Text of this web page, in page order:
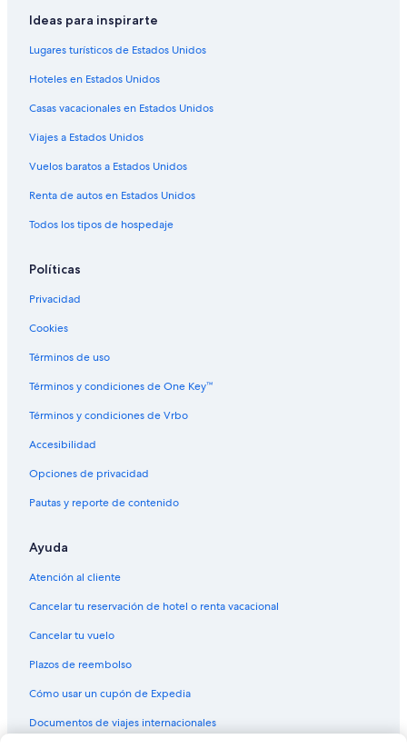
Ideas para inspirarte
Lugares turísticos de Estados Unidos
Hoteles en Estados Unidos
Casas vacacionales en Estados Unidos
Viajes a Estados Unidos
Vuelos baratos a Estados Unidos
Renta de autos en Estados Unidos
Todos los tipos de hospedaje
Políticas
Privacidad
Cookies
Términos de uso
Términos y condiciones de One Key™
Términos y condiciones de Vrbo
Accesibilidad
Opciones de privacidad
Pautas y reporte de contenido
Ayuda
Atención al cliente
Cancelar tu reservación de hotel o renta vacacional
Cancelar tu vuelo
Plazos de reembolso
Cómo usar un cupón de Expedia
Documentos de viajes internacionales